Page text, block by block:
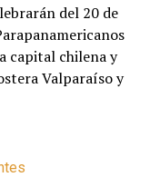
del 20 de
capital chilena y
Valparaíso y